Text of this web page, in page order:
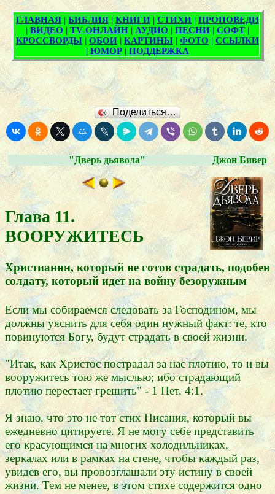
Поделиться…
"Дверь дьявола" Джон Бивер
Глава 11.
ВООРУЖИТЕСЬ
Христианин, который не готов страдать, подобен
солдату, который идет на войну безоружным
Если мы собираемся следовать за Господином, мы
должны уяснить для себя один нужный факт: те, кто
повинуются Богу, будут страдать в своей жизни.
"Итак, как Христос пострадал за нас плотию, то и вы
вооружитесь тою же мыслью; ибо страдающий
плотию перестает грешить" - 1 Пет. 4:1.
Я знаю, что это не тот стих Писания, который вы
ежедневно цитируете. Я не могу себе представить
его красующимся на многих холодильниках,
зеркалах или в рамках на стене, чтобы каждый раз,
увидев его, вы провозглашали эту истину в своей
жизни. Тем не менее, в этом стихе содержится одно